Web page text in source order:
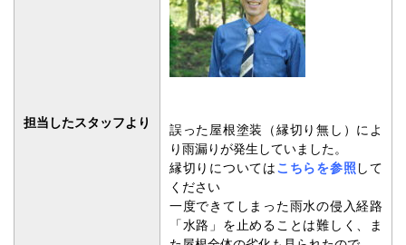
担当したスタッフより
誤った屋根塗装（縁切り無し）によ
り雨漏りが発生していました。
縁切りについては こちらを参照 して
ください
一度できてしまった雨水の侵入経路
「水路」を止めることは難しく、ま